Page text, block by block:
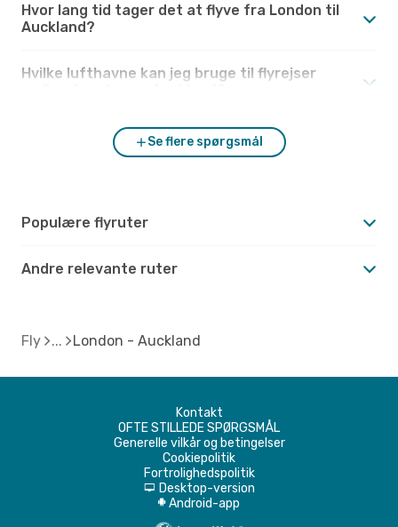
Hvor lang tid tager det at flyve fra London til
Auckland?
Hvilke lufthavne kan jeg bruge til flyrejser
Se flere spørgsmål
Populære flyruter
Andre relevante ruter
Fly London - Auckland
Kontakt
OFTE STILLEDE SPØRGSMÅL
Generelle vilkår og betingelser
Cookiepolitik
Fortrolighedspolitik
d Desktop-version
A Android-app